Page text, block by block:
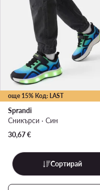
още 15% Код: LAST
Sprandi
Сникърси · Син
30,67€
Сортирай